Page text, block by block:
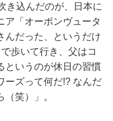
き込んだのが、日本に
ア「オーボンヴュータ
んだった、というだけ
歩いて行き、父はコ
というのが休日の習慣
ーズって何だ!? なんだ
笑）」。